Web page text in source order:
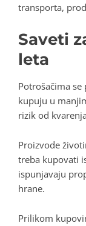
transporta,
Saveti
leta
Potrošačima
kupuju u
rizik od
Proizvode
treba kupovati
ispunjavaju
hrane.
Prilikom